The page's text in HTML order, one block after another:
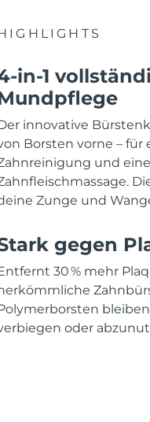
in-1
innovative
Borsten vorne – für
und
Zunge und
gegen
30 % mehr
oder